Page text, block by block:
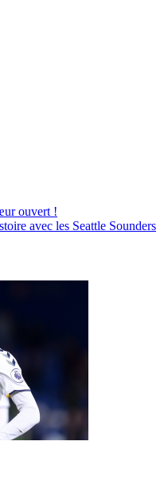
ouvert !
avec les Seattle Sounders